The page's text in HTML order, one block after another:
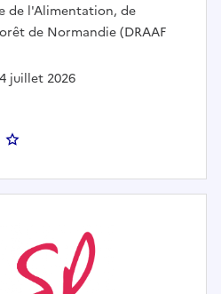
de l'Alimentation, de
de Normandie (DRAAF
juillet 2026
: Inspecteur/Inspectrice